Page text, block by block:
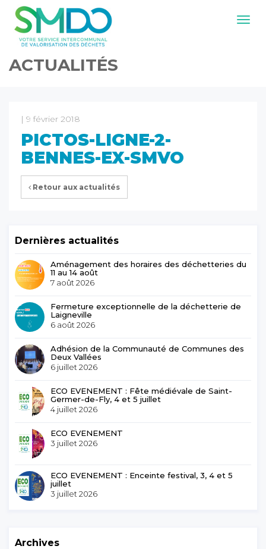
ACTUALITÉS
| 9 février 2018
PICTOS-LIGNE-2-
BENNES-EX-SMVO
Retour aux actualités
Dernières actualités
Aménagement des horaires des déchetteries du
11 au 14 août
7 août 2026
Fermeture exceptionnelle de la déchetterie de
Laigneville
6 août 2026
Adhésion de la Communauté de Communes des
Deux Vallées
6 juillet 2026
ECO EVENEMENT : Fête médiévale de Saint-
Germer-de-Fly, 4 et 5 juillet
4 juillet 2026
ECO EVENEMENT
3 juillet 2026
ECO EVENEMENT : Enceinte festival, 3, 4 et 5
juillet
3 juillet 2026
Archives